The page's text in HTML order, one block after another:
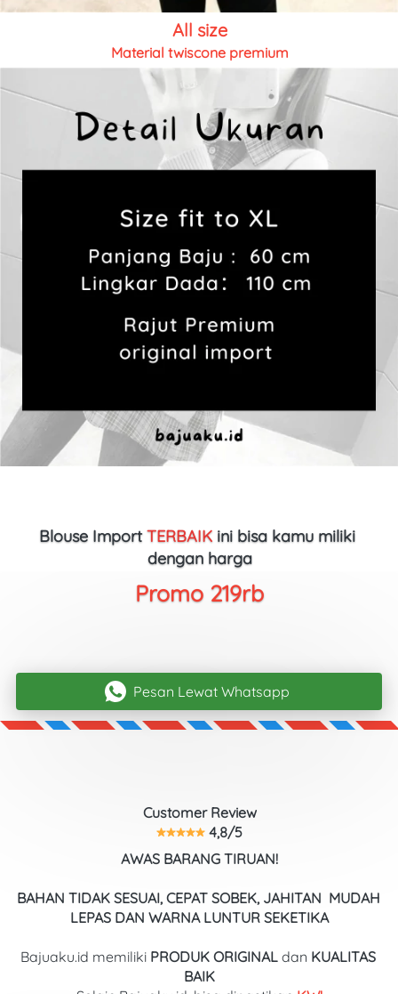
All size
Material twiscone premium
Blouse Import TERBAIK ini bisa kamu miliki
dengan harga
Promo 219rb
` Pesan Lewat Whatsapp
Customer Review
4,8/5
AWAS BARANG TIRUAN!
BAHAN TIDAK SESUAI, CEPAT SOBEK, JAHITAN  MUDAH
LEPAS DAN WARNA LUNTUR SEKETIKA
Bajuaku.id memiliki PRODUK ORIGINAL dan KUALITAS
BAIK